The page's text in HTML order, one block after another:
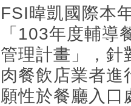
FSI暐凱國際本
「103年度輔
管理計畫」，針
肉餐飲店業者進
願性於餐廳入口